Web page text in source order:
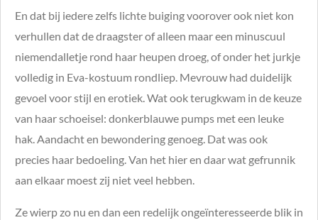
En dat bij iedere zelfs lichte buiging voorover ook niet kon
verhullen dat de draagster of alleen maar een minuscuul
niemendalletje rond haar heupen droeg, of onder het jurkje
volledig in Eva-kostuum rondliep. Mevrouw had duidelijk
gevoel voor stijl en erotiek. Wat ook terugkwam in de keuze
van haar schoeisel: donkerblauwe pumps met een leuke
hak. Aandacht en bewondering genoeg. Dat was ook
precies haar bedoeling. Van het hier en daar wat gefrunnik
aan elkaar moest zij niet veel hebben.
Ze wierp zo nu en dan een redelijk ongeïnteresseerde blik in